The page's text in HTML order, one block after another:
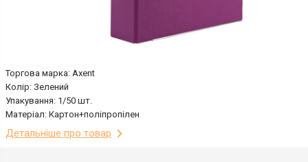
Торгова марка: Axent
Колір: Зелений
Упакування: 1/50 шт.
Матеріал: Картон+поліпропілен
Детальніше про товар